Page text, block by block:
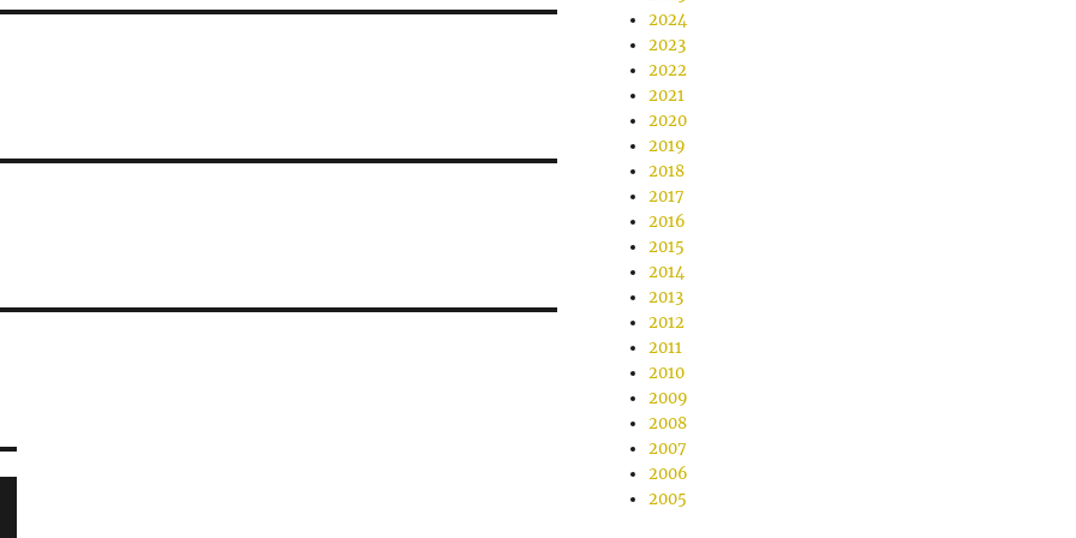
2024
2023
2022
2021
2020
2019
2018
2017
2016
2015
2014
2013
2012
2011
2010
2009
2008
2007
2006
2005